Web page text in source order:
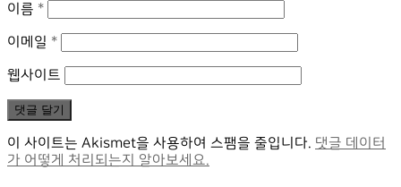
이름 *
이메일 *
웹사이트
이 사이트는 Akismet을 사용하여 스팸을 줄입니다. 댓글 데이터
가 어떻게 처리되는지 알아보세요.